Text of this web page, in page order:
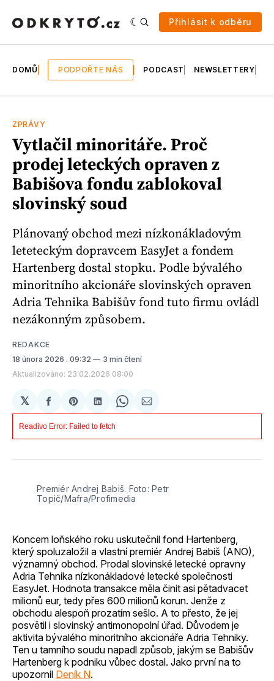
Přihlásit k odběru
DOMŮ PODPOŘTE NÁS PODCAST NEWSLETTERY
ZPRÁVY
Vytlačil minoritáře. Proč
prodej leteckých opraven z
Babišova fondu zablokoval
slovinský soud
Plánovaný obchod mezi nízkonákladovým
leteteckým dopravcem EasyJet a fondem
Hartenberg dostal stopku. Podle bývalého
minoritního akcionáře slovinských opraven
Adria Tehnika Babišův fond tuto firmu ovládl
nezákonným způsobem.
REDAKCE
18 února 2026 . 09:32
3 min čtení
Aktualizováno: 23.02.2026 08:00
𝕏
Sdílet
na
Facebooku
Share
on
Pinterest
Sdílet
na
LinkedIn
Share
on
Sdílet
e-
Premiér Andrej Babiš. Foto: Petr
Topič/Mafra/Profimedia
Koncem loňského roku uskutečnil fond Hartenberg,
který spoluzaložil a vlastní premiér Andrej Babiš (ANO),
významný obchod. Prodal slovinské letecké opravny
Adria Tehnika nízkonákladové letecké společnosti
EasyJet. Hodnota transakce měla činit asi pětadvacet
milionů eur, tedy přes 600 milionů korun. Jenže z
obchodu alespoň prozatím sešlo. A to přesto, že jej
posvětil i slovinský antimonopolní úřad. Důvodem je
aktivita bývalého minoritního akcionáře Adria Tehniky.
Ten u tamního soudu napadl způsob, jakým se Babišův
Hartenberg k podniku vůbec dostal. Jako první na to
upozornil Deník N.